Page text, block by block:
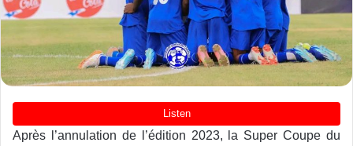
Après l’annulation de l’édition 2023, la Super Coupe du